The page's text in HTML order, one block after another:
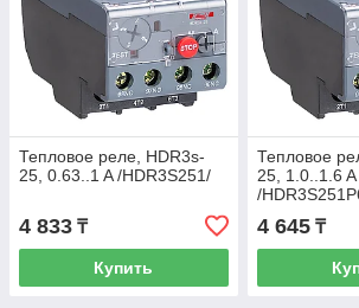
Тепловое реле, HDR3s-
25, 0.63..1 A /HDR3S251/
4 833 ₸
Купить
Тепловое
25, 1.0..1.6 A
/
4 645₸